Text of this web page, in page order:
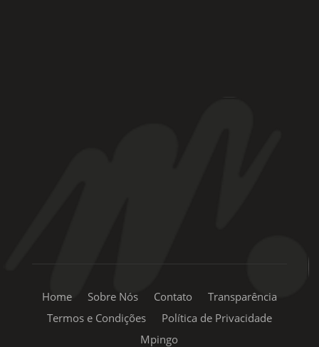
Home Sobre Nós Contato
Transparência
Termos e Condições
Política de Privacidade
Mpingo